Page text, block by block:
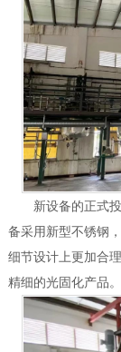
新设备的正式投
备采用新型不锈钢
细节设计上更加合
精细的光固化产品。